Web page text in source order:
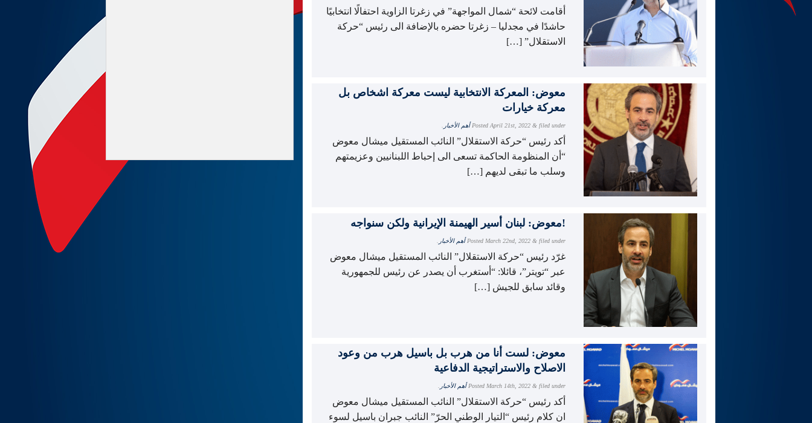
أقامت لائحة “شمال المواجهة” في زغرتا الزاوية احتفالًا انتخابيًا
حاشدًا في مجدليا – زغرتا حضره بالإضافة الى رئيس “حركة
الاستقلال” […]
معوض: المعركة الانتخابية ليست معركة اشخاص بل
معركة خيارات
PostedApril 21st, 2022 & filed under أهم الأخبار .
أكد رئيس “حركة الاستقلال” النائب المستقيل ميشال معوض
“أن المنظومة الحاكمة تسعى الى إحباط اللبنانيين وعزيمتهم
وسلب ما تبقى لديهم […]
معوض: لبنان أسير الهيمنة الإيرانية ولكن سنواجه!
Posted March 22nd, 2022 & filed under أهم الأخبار
غرّد رئيس “حركة الاستقلال” النائب المستقيل ميشال معوض
عبر “تويتر”، قائلا: “أستغرب أن يصدر عن رئيس للجمهورية
وقائد سابق للجيش […]
معوض: لست أنا من هرب بل باسيل هرب من وعود
الاصلاح والاستراتيجية الدفاعية
PostedMarch 14th, 2022 & filed under أهم الأخبار .
أكد رئيس “حركة الاستقلال” النائب المستقيل ميشال معوض
ان كلام رئيس “التيار الوطني الحرّ” النائب جبران باسيل لسوء